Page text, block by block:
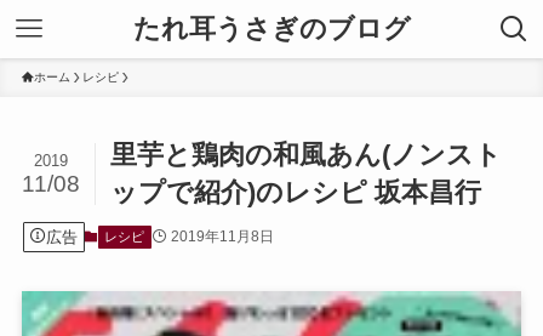
たれ耳うさぎのブログ
ホーム レシピ
里芋と鶏肉の和風あん(ノンスト
ップで紹介)のレシピ 坂本昌行
2019
11/08
広告 レシピ 2019年11月8日